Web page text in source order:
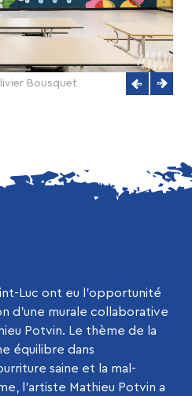
Bousquet
Luc ont eu l’opportunité
d’une murale collaborative
Potvin. Le thème de la
équilibre dans
saine et la mal-
l’artiste Mathieu Potvin a